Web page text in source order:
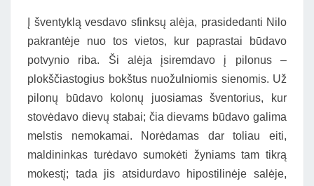
Į šventyklą vesdavo sfinksų alėja, prasidedanti Nilo
pakrantėje nuo tos vietos, kur paprastai būdavo
potvynio riba. Ši alėja įsiremdavo į pilonus –
plokščiastogius bokštus nuožulniomis sienomis. Už
pilonų būdavo kolonų juosiamas šventorius, kur
stovėdavo dievų stabai; čia dievams būdavo galima
melstis nemokamai. Norėdamas dar toliau eiti,
maldininkas turėdavo sumokėti žyniams tam tikrą
mokestį; tada jis atsidurdavo hipostilinėje salėje,